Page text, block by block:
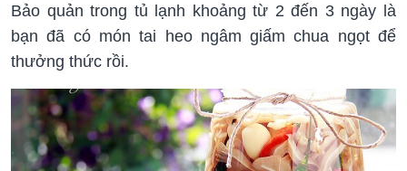
Bảo quản trong tủ lạnh khoảng từ 2 đến 3 ngày là
bạn đã có món tai heo ngâm giấm chua ngọt để
thưởng thức rồi.